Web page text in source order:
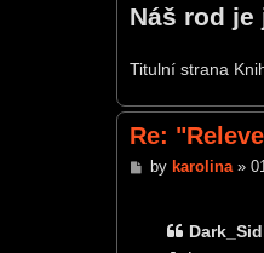
Náš rod je
Titulní strana
Re:
Pby karolina»